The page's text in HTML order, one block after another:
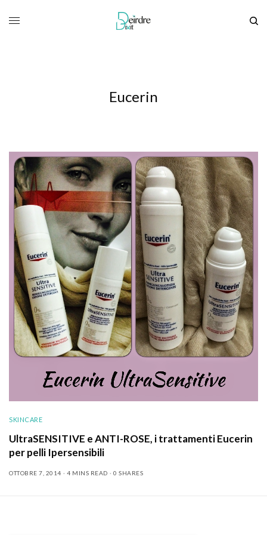
Eucerin
SKINCARE
UltraSENSITIVE e ANTI-ROSE, i trattamenti Eucerin
per pelli Ipersensibili
OTTOBRE 7, 2014 4 MINS READ 0 SHARES